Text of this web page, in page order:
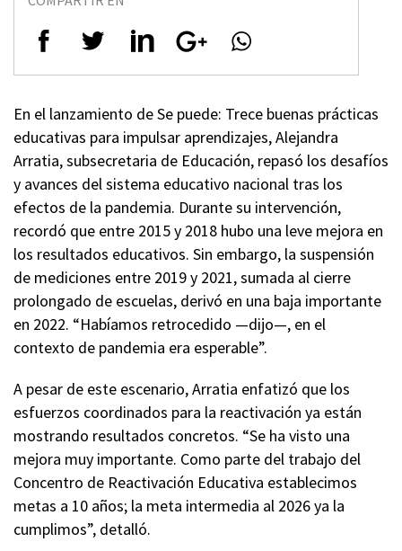
En el lanzamiento de Se puede: Trece buenas prácticas
educativas para impulsar aprendizajes, Alejandra
Arratia, subsecretaria de Educación, repasó los desafíos
y avances del sistema educativo nacional tras los
efectos de la pandemia. Durante su intervención,
recordó que entre 2015 y 2018 hubo una leve mejora en
los resultados educativos. Sin embargo, la suspensión
de mediciones entre 2019 y 2021, sumada al cierre
prolongado de escuelas, derivó en una baja importante
en 2022. “Habíamos retrocedido —dijo—, en el
contexto de pandemia era esperable”.
A pesar de este escenario, Arratia enfatizó que los
esfuerzos coordinados para la reactivación ya están
mostrando resultados concretos. “Se ha visto una
mejora muy importante. Como parte del trabajo del
Concentro de Reactivación Educativa establecimos
metas a 10 años; la meta intermedia al 2026 ya la
cumplimos”, detalló.